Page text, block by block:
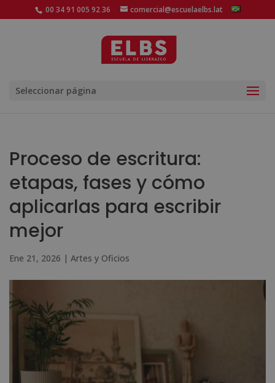
00 34 91 005 92 36 comercial@escuelaelbs.lat
Seleccionar página
Proceso de escritura:
etapas, fases y cómo
aplicarlas para escribir
mejor
Ene 21, 2026 | Artes y Oficios